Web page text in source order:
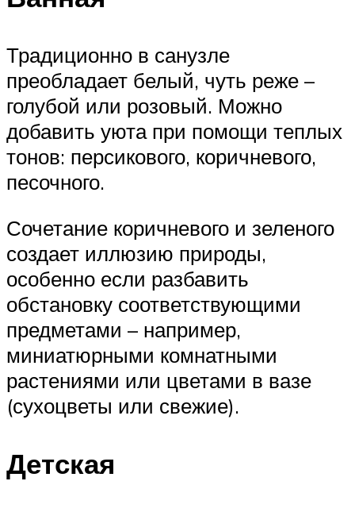
Традиционно в санузле
преобладает белый, чуть реже –
голубой или розовый. Можно
добавить уюта при помощи теплых
тонов: персикового, коричневого,
песочного.
Сочетание коричневого и зеленого
создает иллюзию природы,
особенно если разбавить
обстановку соответствующими
предметами – например,
миниатюрными комнатными
растениями или цветами в вазе
(сухоцветы или свежие).
Детская